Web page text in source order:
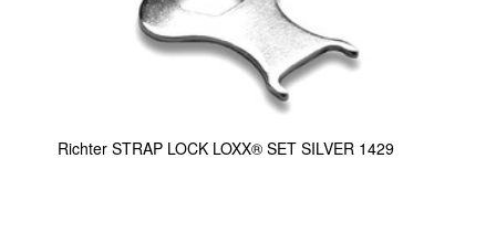
Richter STRAP LOCK LOXX® SET SILVER 1429